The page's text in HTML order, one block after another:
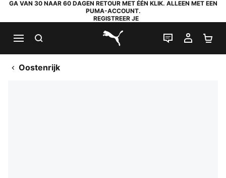
GA VAN 30 NAAR 60 DAGEN RETOUR MET ÉÉN KLIK. ALLEEN MET EEN
PUMA-ACCOUNT.
REGISTREER JE
PUMA.com
LIVE CHAT
MIJN
Oostenrijk